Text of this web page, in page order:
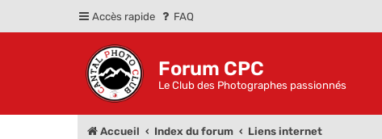
Accès rapide FAQ
Forum CPC
Le Club des Photographes passionnés
Accueil Index du forum Liens internet